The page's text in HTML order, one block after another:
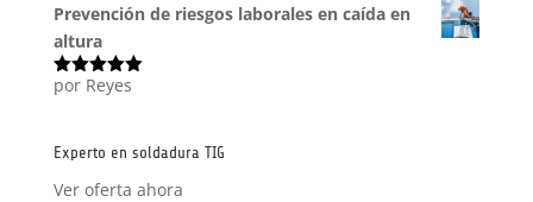
Prevención de riesgos laborales en caída en
altura
Valorado
por Reyes
Experto en soldadura TIG
Ver oferta ahora